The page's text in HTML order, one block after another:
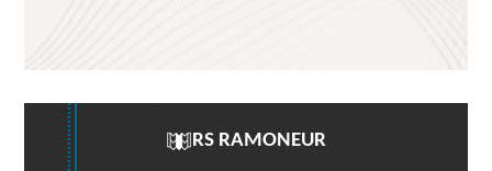
RS RAMONEUR